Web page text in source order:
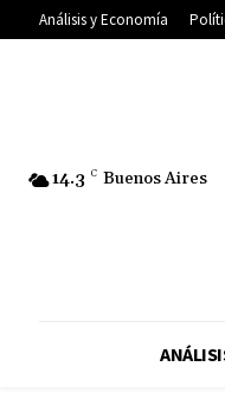
Análisis y Economía
14.3 C Buenos Aires